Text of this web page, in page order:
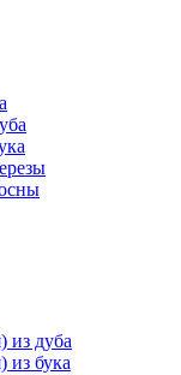
из дуба
из бука